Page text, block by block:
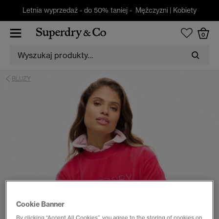
Letnia wyprzedaż - do 50% taniej - Mężczyzni | Kobiety
0
BLUZY
Cookie Banner